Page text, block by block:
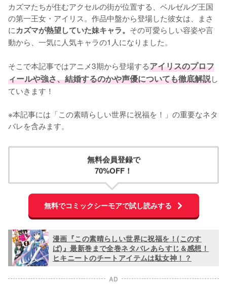
カズマたちが住むアクセルの街が位置する、ベルゼルグ王国
の第一王女・アイリス。作品中盤から登場した彼女は、まさ
にカズマが熱望していた妹キャラ。 その可愛らしい容姿や言
動から、一気に人気キャラの1人になりました。
そこで本記事ではアニメ3期から登場するアイリスのプロフ
ィールや強さ、結婚するのかや声優についても徹底解説し
ていきます！
※本記事には「この素晴らしい世界に祝福を！」の重要なネタ
バレを含みます。
無料会員登録で
70%OFF！
無料でコミックシーモアで試し読みする
漫画『この素晴らしい世界に祝福を！(このす
ば)』最新巻まで全巻ネタバレあらすじ＆感想！
ヒキニートのチートアイテムは駄女神！？
AD